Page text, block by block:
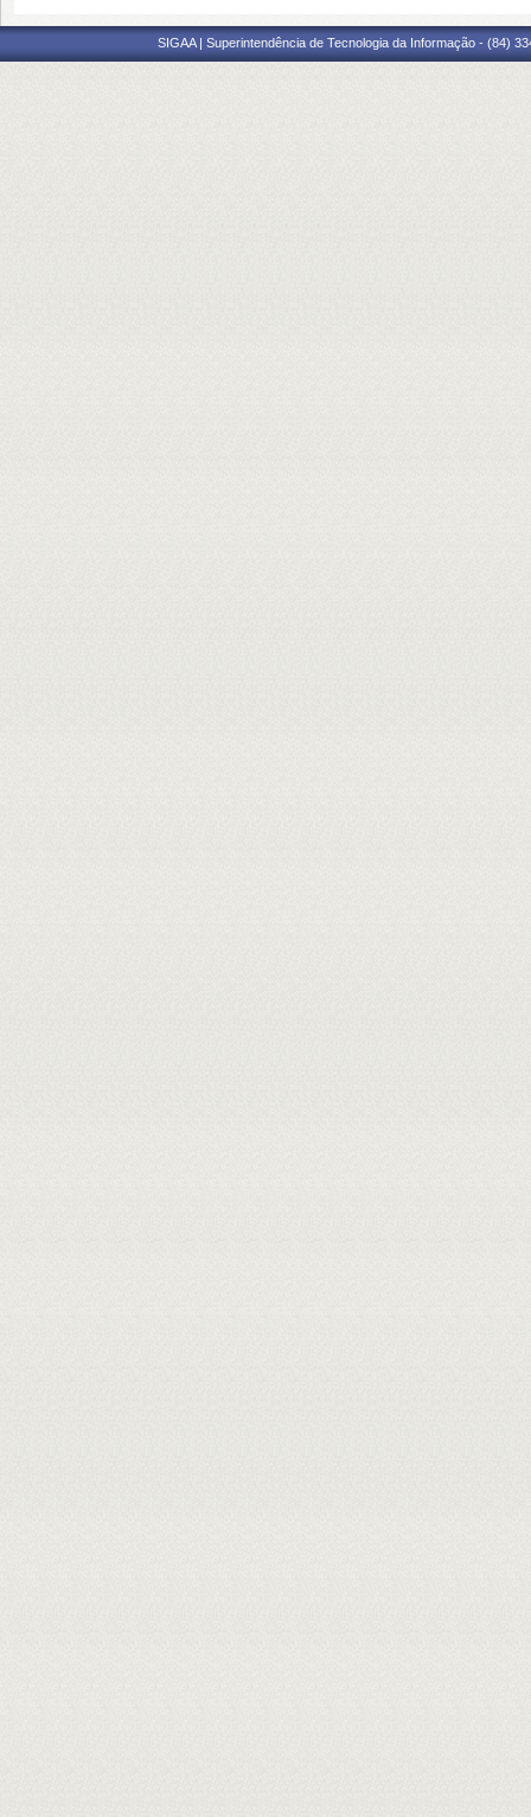
SIGAA | Superintendência de Tecnologia da Informação - (84)